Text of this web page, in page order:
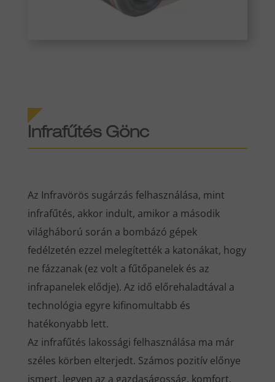
Infrafűtés Gönc
Az Infravörös sugárzás felhasználása, mint
infrafűtés, akkor indult, amikor a második
világháború során a bombázó gépek
fedélzetén ezzel melegítették a katonákat, hogy
ne fázzanak (ez volt a fűtőpanelek és az
infrapanelek elődje). Az idő előrehaladtával a
technológia egyre kifinomultabb és
hatékonyabb lett.
Az infrafűtés lakossági felhasználása ma már
széles körben elterjedt. Számos pozitív előnye
ismert, legyen az a gazdaságosság, komfort,